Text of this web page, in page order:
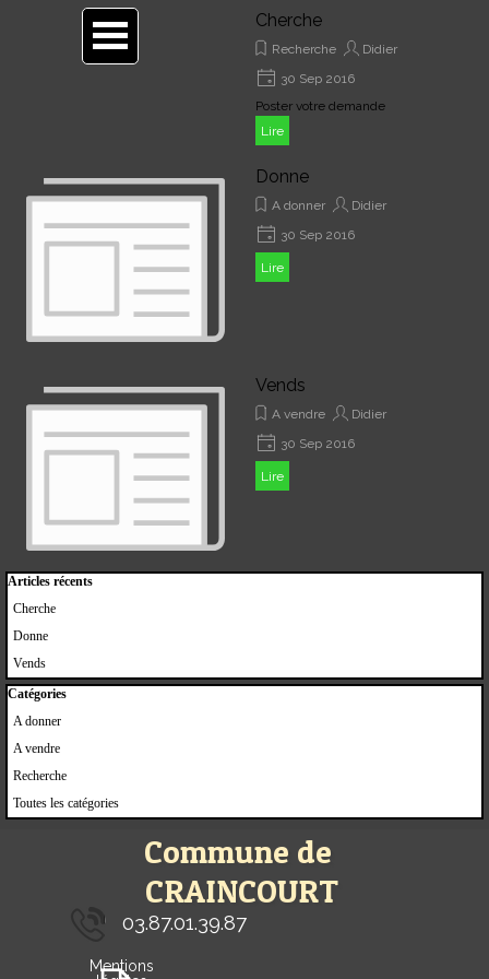
Aller au contenu
Cherche
Recherche
Didier
30 Sep 2016
Poster votre demande
Lire
Donne
A donner
Didier
30 Sep 2016
Lire
Vends
A vendre
Didier
30 Sep 2016
Lire
Sauter le bloc Articles récents
Articles récents
Cherche
Donne
Vends
Sauter le bloc Catégories
Catégories
A donner
A vendre
Recherche
Toutes les catégories
Commune de
CRAINCOURT
03.87.01.39.87
Mentions